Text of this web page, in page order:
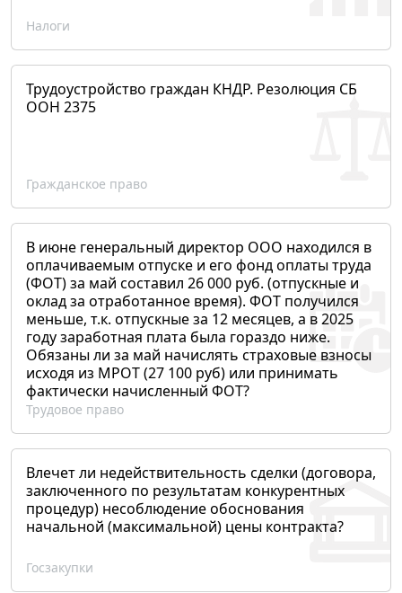
Налоги
Трудоустройство граждан КНДР. Резолюция СБ
ООН 2375
Гражданское право
В июне генеральный директор ООО находился в
оплачиваемым отпуске и его фонд оплаты труда
(ФОТ) за май составил 26 000 руб. (отпускные и
оклад за отработанное время). ФОТ получился
меньше, т.к. отпускные за 12 месяцев, а в 2025
году заработная плата была гораздо ниже.
Обязаны ли за май начислять страховые взносы
исходя из МРОТ (27 100 руб) или принимать
фактически начисленный ФОТ?
Трудовое право
Влечет ли недействительность сделки (договора,
заключенного по результатам конкурентных
процедур) несоблюдение обоснования
начальной (максимальной) цены контракта?
Госзакупки